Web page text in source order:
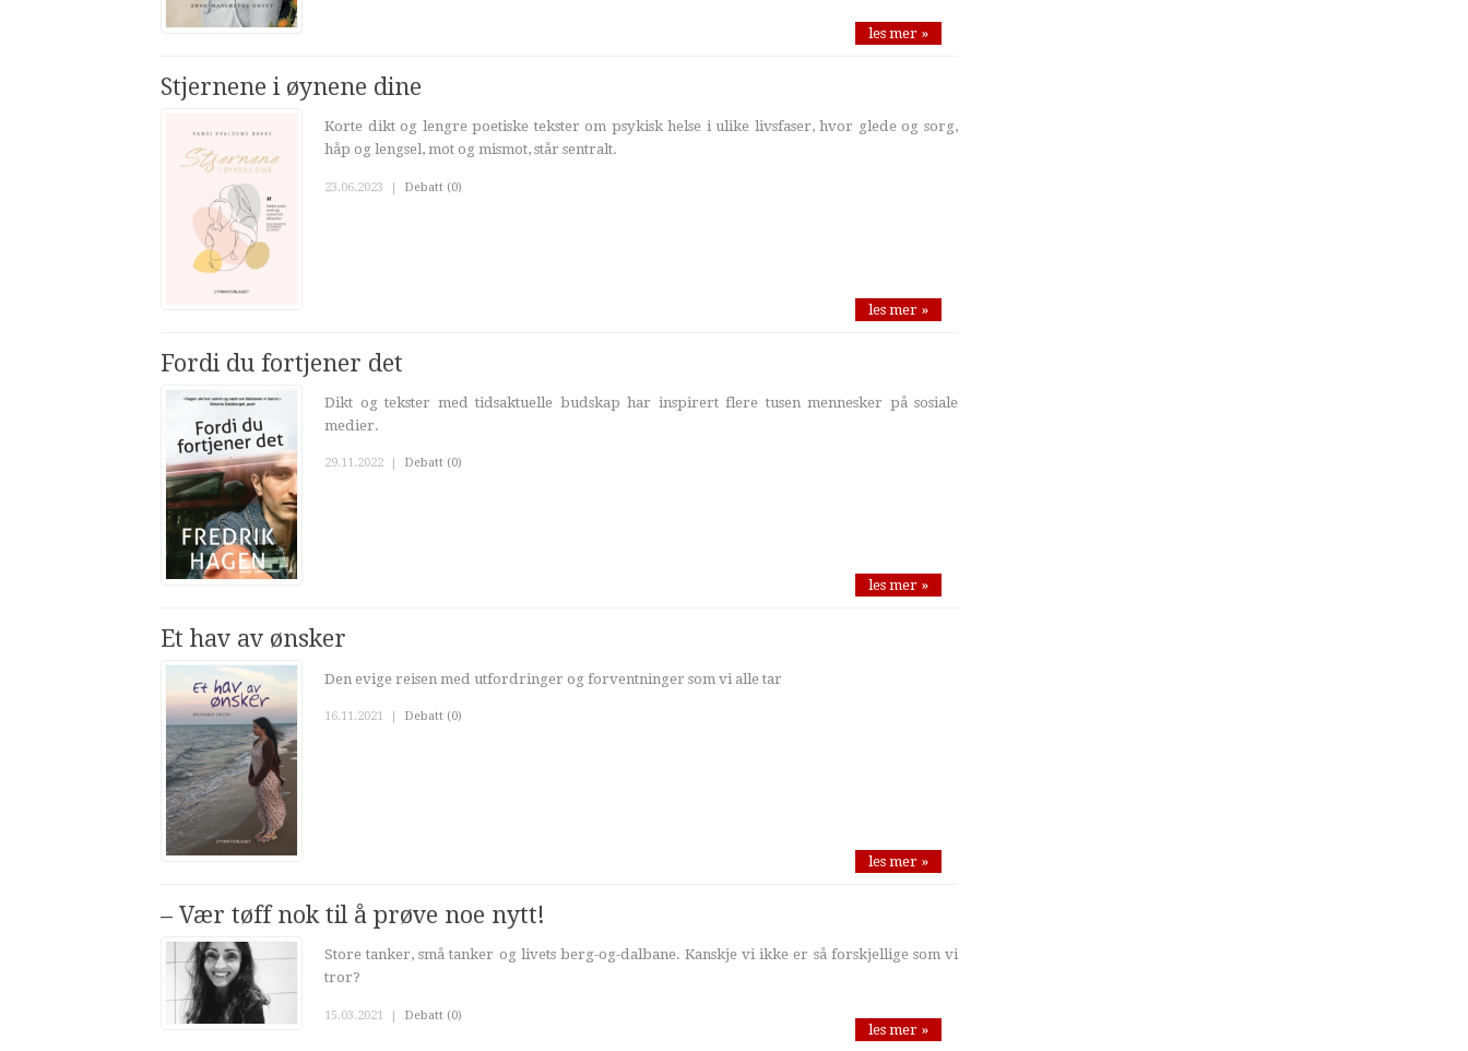
les mer »
Stjernene i øynene dine
Korte dikt og lengre poetiske tekster om psykisk helse i ulike livsfaser, hvor glede og sorg,
håp og lengsel, mot og mismot, står sentralt.
23.06.2023 | Debatt (0)
les mer »
Fordi du fortjener det
Dikt og tekster med tidsaktuelle budskap har inspirert flere tusen mennesker på sosiale
medier.
29.11.2022 Debatt (0)
les mer »
Et hav av ønsker
Den evige reisen med utfordringer og forventninger som vi alle tar
16.11.2021 | Debatt (0)
les mer »
– Vær tøff nok til å prøve noe nytt!
Store tanker, små tanker og livets berg-og-dalbane. Kanskje vi ikke er så forskjellige som vi
tror?
15.03.2021 | Debatt (0)
les mer »